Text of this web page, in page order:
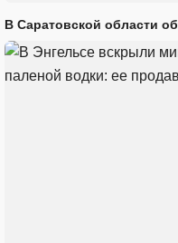
В Саратовской области